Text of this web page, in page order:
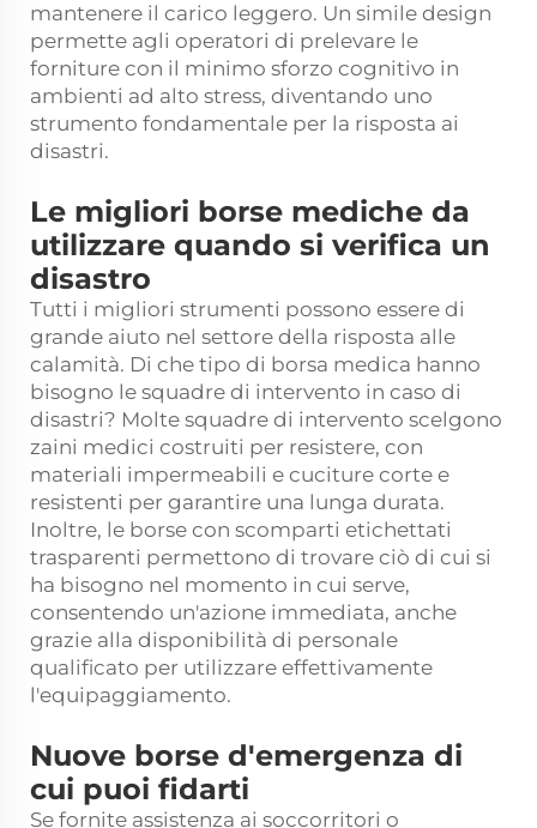
mantenere il carico leggero. Un simile design
permette agli operatori di prelevare le
forniture con il minimo sforzo cognitivo in
ambienti ad alto stress, diventando uno
strumento fondamentale per la risposta ai
disastri.
Le migliori borse mediche da
utilizzare quando si verifica un
disastro
Tutti i migliori strumenti possono essere di
grande aiuto nel settore della risposta alle
calamità. Di che tipo di borsa medica hanno
bisogno le squadre di intervento in caso di
disastri? Molte squadre di intervento scelgono
zaini medici costruiti per resistere, con
materiali impermeabili e cuciture corte e
resistenti per garantire una lunga durata.
Inoltre, le borse con scomparti etichettati
trasparenti permettono di trovare ciò di cui si
ha bisogno nel momento in cui serve,
consentendo un'azione immediata, anche
grazie alla disponibilità di personale
qualificato per utilizzare effettivamente
l'equipaggiamento.
Nuove borse d'emergenza di
cui puoi fidarti
Se fornite assistenza ai soccorritori o